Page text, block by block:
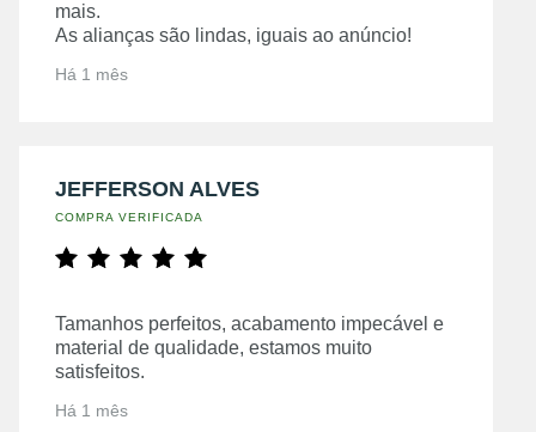
mais.
As alianças são lindas, iguais ao anúncio!
Há 1 mês
JEFFERSON ALVES
COMPRA VERIFICADA
Tamanhos perfeitos, acabamento impecável e
material de qualidade, estamos muito
satisfeitos.
Há 1 mês